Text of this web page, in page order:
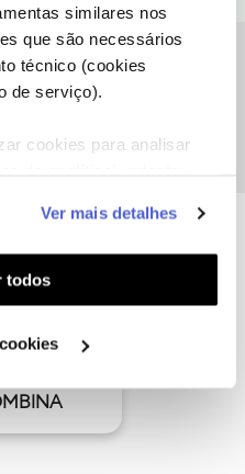
similares nos
que são necessários
técnico (cookies
de serviço).
cookies para analisar
e
aos seus interesses
Pode gerir a
em "Configurar
Ver mais detalhes
todos